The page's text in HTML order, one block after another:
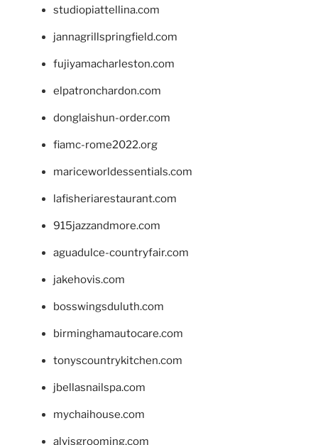
studiopiattellina.com
jannagrillspringfield.com
fujiyamacharleston.com
elpatronchardon.com
donglaishun-order.com
fiamc-rome2022.org
mariceworldessentials.com
lafisheriarestaurant.com
915jazzandmore.com
aguadulce-countryfair.com
jakehovis.com
bosswingsduluth.com
birminghamautocare.com
tonyscountrykitchen.com
jbellasnailspa.com
mychaihouse.com
alvisgrooming.com